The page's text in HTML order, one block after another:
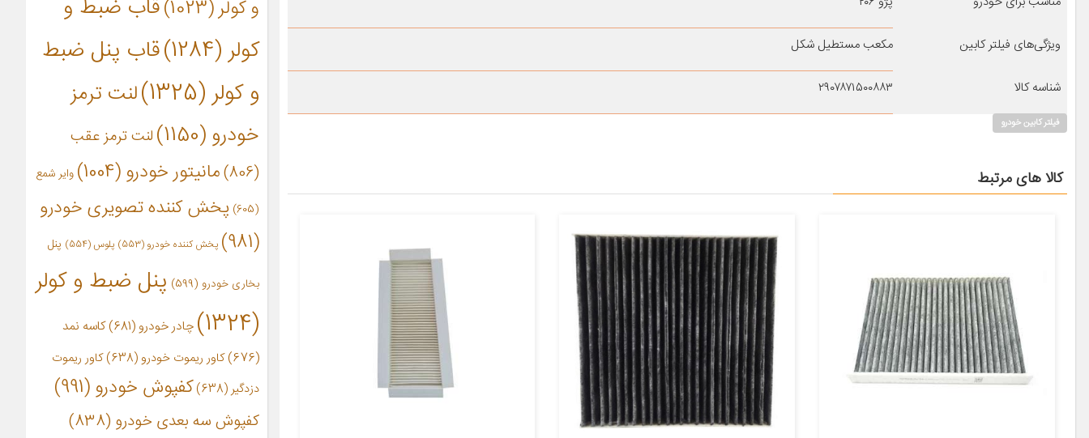
ویژگی‌های فیلتر کابین مکعب مستطیل شکل
شناسه کالا ۲۹۰۷۸۷۱۵۰۰۸۸۳
فیلتر کابین خودرو
کالا های مرتبط
و کولر(1023)
قاب ضبط و
کولر(1284)
قاب پنل ضبط
و کولر(1325)
لنت ترمز
خودرو(1150)
لنت ترمز عقب
(806)
مانیتور خودرو(1004)
وایر شمع
(605)
پخش کننده تصویری خودرو
(981)
پخش کننده خودرو(553) پلوس(554) پنل
بخاری خودرو (599)
پنل ضبط و کولر
(1324)
چادر خودرو (681)
کاسه نمد
(676)
کاور ریموت خودرو(638)
کاور ریموت
دزدگیر(638) کفپوش خودرو(991)
کفپوش سه بعدی خودرو (838)